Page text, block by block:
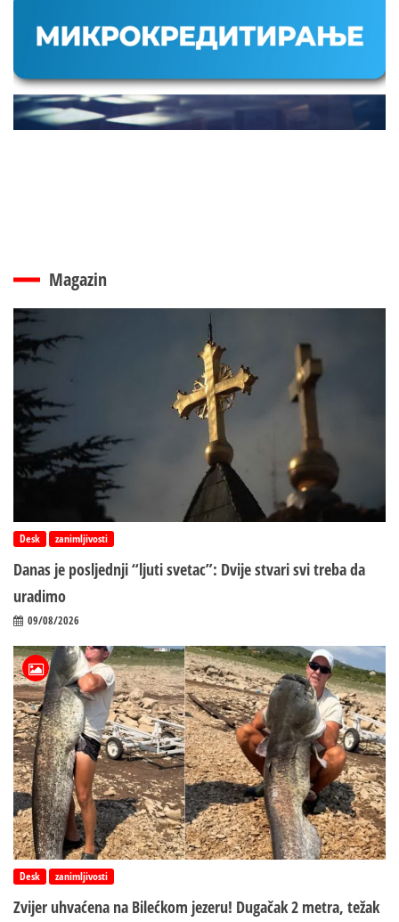
Magazin
Desk zanimljivosti
Danas je posljednji “ljuti svetac”: Dvije stvari svi treba da
uradimo
09/08/2026
Desk zanimljivosti
Zvijer uhvaćena na Bilećkom jezeru! Dugačak 2 metra, težak